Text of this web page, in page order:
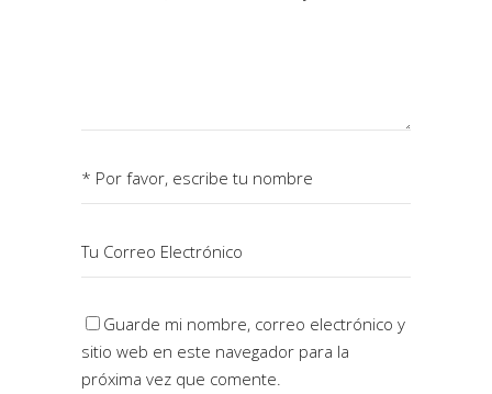
Guarde mi nombre, correo electrónico y
sitio web en este navegador para la
próxima vez que comente.